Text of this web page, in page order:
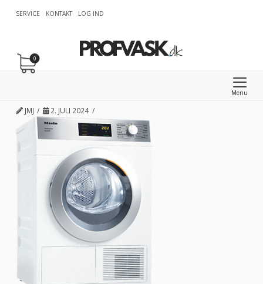
SERVICE KONTAKT LOG IND
Menu
0
JMJ 2. JULI 2024